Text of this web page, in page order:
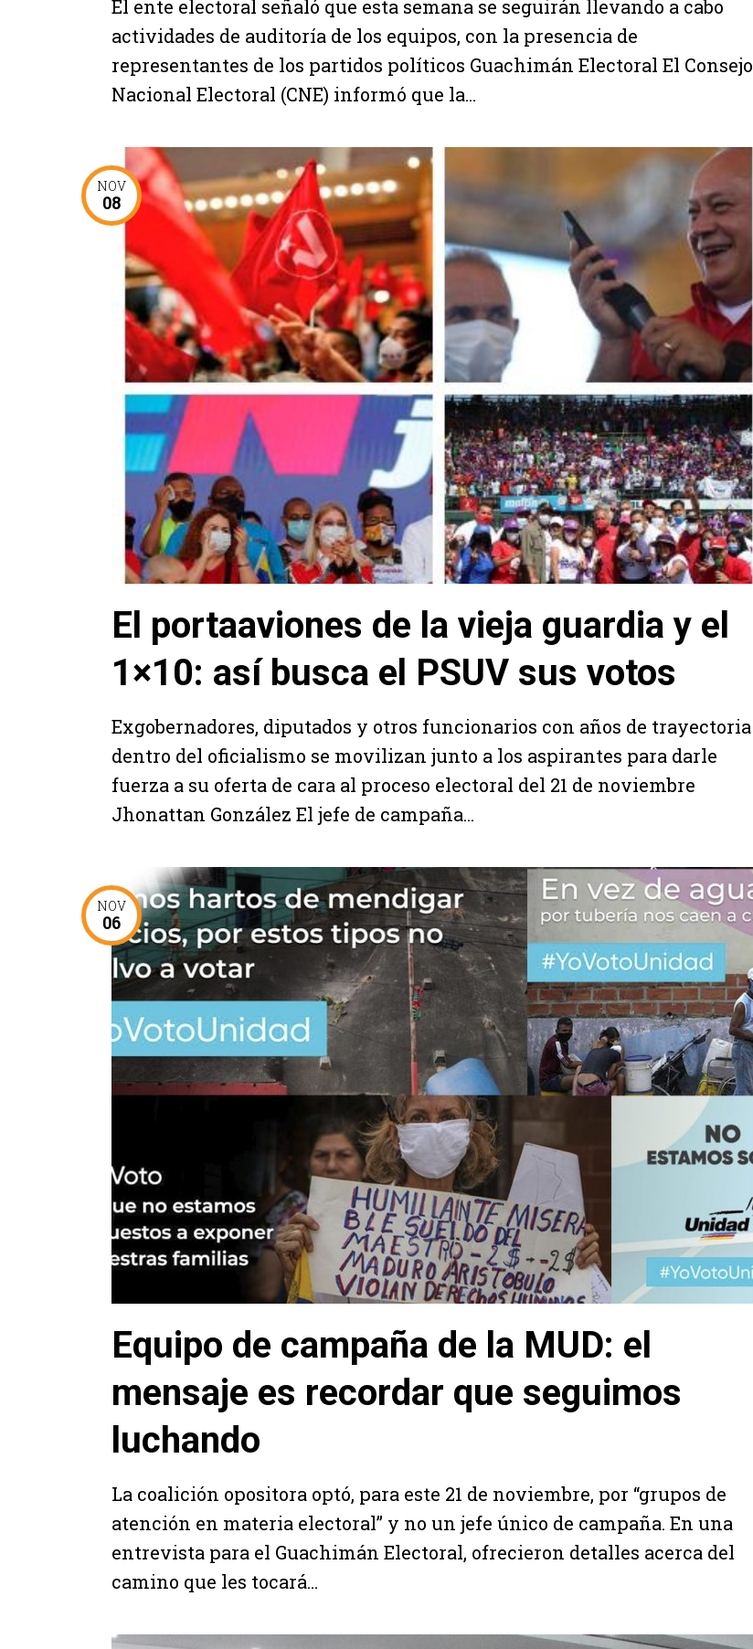
El ente electoral señaló que esta semana se seguirán llevando a cabo
actividades de auditoría de los equipos, con la presencia de
representantes de los partidos políticos Guachimán Electoral El Consejo
Nacional Electoral (CNE) informó que la...
NOV
08
El portaaviones de la vieja guardia y el
1×10: así busca el PSUV sus votos
Exgobernadores, diputados y otros funcionarios con años de trayectoria
dentro del oficialismo se movilizan junto a los aspirantes para darle
fuerza a su oferta de cara al proceso electoral del 21 de noviembre
Jhonattan González El jefe de campaña...
NOV
06
Equipo de campaña de la MUD: el
mensaje es recordar que seguimos
luchando
La coalición opositora optó, para este 21 de noviembre, por “grupos de
atención en materia electoral” y no un jefe único de campaña. En una
entrevista para el Guachimán Electoral, ofrecieron detalles acerca del
camino que les tocará...